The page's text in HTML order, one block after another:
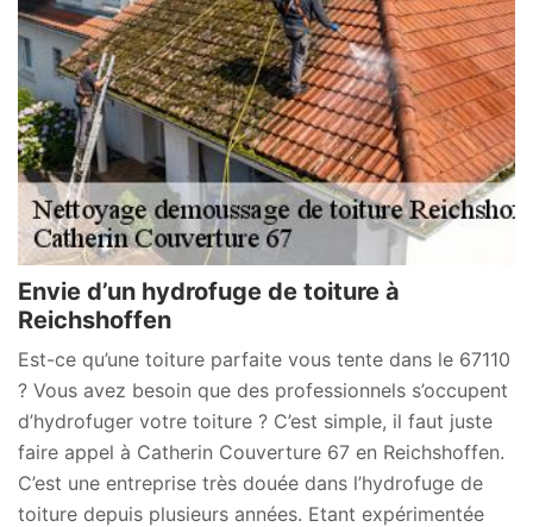
Envie d’un hydrofuge de toiture à
Reichshoffen
Est-ce qu’une toiture parfaite vous tente dans le 67110
? Vous avez besoin que des professionnels s’occupent
d’hydrofuger votre toiture ? C’est simple, il faut juste
faire appel à Catherin Couverture 67 en Reichshoffen.
C’est une entreprise très douée dans l’hydrofuge de
toiture depuis plusieurs années. Etant expérimentée